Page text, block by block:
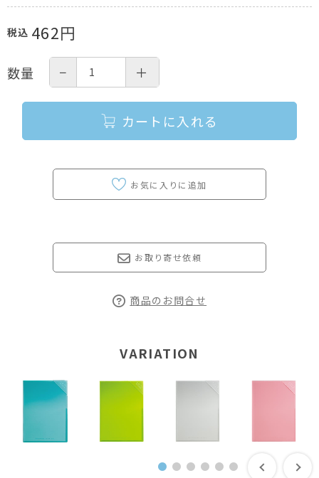
税込 462円
数量 − ＋
カートに入れる
お取り寄せ依頼
商品のお問合せ
VARIATION